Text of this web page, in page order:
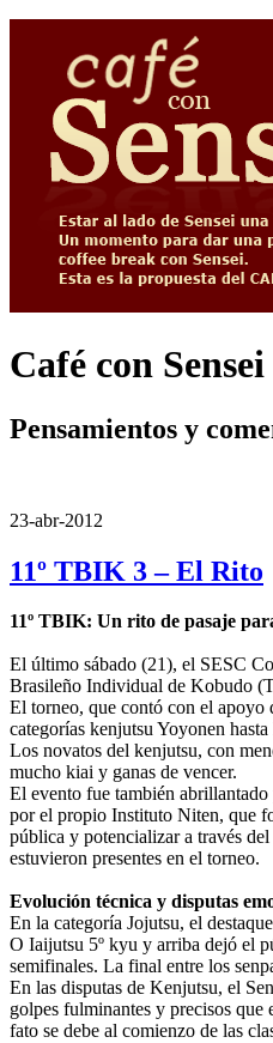
Café con Sensei
Pensamientos y
23-abr-2012
11º TBIK 3 – El Rito
11º TBIK: Un rito de pasaje
El último sábado (21), el SESC
Brasileño Individual de Kobudo
El torneo, que contó con el apoyo
categorías kenjutsu Yoyonen
Los novatos del kenjutsu, con
mucho kiai y ganas de vencer.
El evento fue también
por el propio Instituto Niten, que
pública y potencializar a través
estuvieron presentes en el torneo.
Evolución técnica y disputas
En la categoría Jojutsu, el
O Iaijutsu 5º kyu y arriba dejó el
semifinales. La final entre los
En las disputas de Kenjutsu, el
golpes fulminantes y precisos
fato se debe al comienzo de las